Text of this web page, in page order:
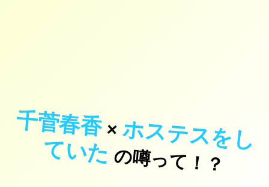
千菅春香×ホ
ス
テ
ス
を
し
て い
た の噂って！？